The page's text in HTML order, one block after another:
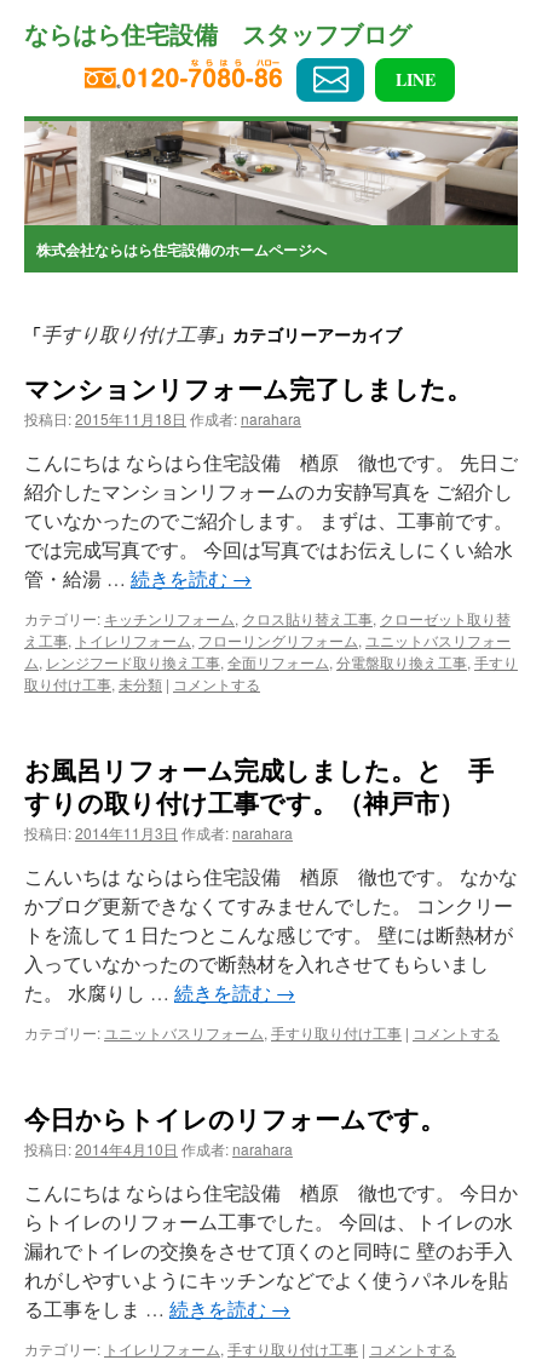
ン
テ
へ
ス
キ
ッ
プ
ならはら住宅設備 スタッフブログ
LINE
株式会社ならはら住宅設備のホームページへ
「手すり取り付け工事」カテゴリーアーカイブ
マンションリフォーム完了しました。
投稿日:2015年11月18日 作成者: narahara
こんにちは ならはら住宅設備 楢原 徹也です。 先日ご
紹介したマンションリフォームのカ安静写真を ご紹介し
ていなかったのでご紹介します。 まずは、工事前です。
では完成写真です。 今回は写真ではお伝えしにくい給水
管・給湯 … 続きを読む →
カテゴリー: キッチンリフォーム, クロス貼り替え工事, クローゼット取り替
え工事, トイレリフォーム, フローリングリフォーム, ユニットバスリフォー
ム, レンジフード取り換え工事, 全面リフォーム, 分電盤取り換え工事, 手すり
取り付け工事, 未分類 | コメントする
お風呂リフォーム完成しました。と 手
すりの取り付け工事です。（神戸市）
投稿日:2014年11月3日 作成者: narahara
こんいちは ならはら住宅設備 楢原 徹也です。 なかな
かブログ更新できなくてすみませんでした。 コンクリー
トを流して１日たつとこんな感じです。 壁には断熱材が
入っていなかったので断熱材を入れさせてもらいまし
た。 水腐りし … 続きを読む →
カテゴリー: ユニットバスリフォーム, 手すり取り付け工事 | コメントする
今日からトイレのリフォームです。
投稿日:2014年4月10日 作成者: narahara
こんにちは ならはら住宅設備 楢原 徹也です。 今日か
らトイレのリフォーム工事でした。 今回は、トイレの水
漏れでトイレの交換をさせて頂くのと同時に 壁のお手入
れがしやすいようにキッチンなどでよく使うパネルを貼
る工事をしま … 続きを読む →
カテゴリー: トイレリフォーム, 手すり取り付け工事 | コメントする